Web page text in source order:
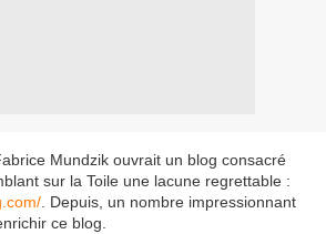
Mundzik ouvrait un blog consacré
sur la Toile une lacune regrettable :
. Depuis, un nombre impressionnant
ce blog.